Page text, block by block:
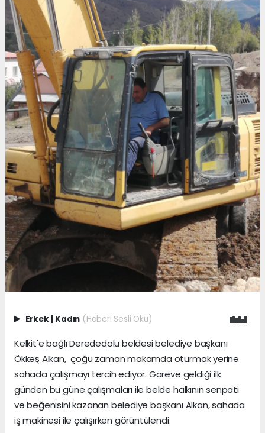
Erkek | Kadın (Haberi Sesli Oku)
Kelkit'e bağlı Derededolu beldesi belediye başkanı
Ökkeş Alkan, çoğu zaman makamda oturmak yerine
sahada çalışmayı tercih ediyor. Göreve geldiği ilk
günden bu güne çalışmaları ile belde halkının senpati
ve beğenisini kazanan belediye başkanı Alkan, sahada
iş makinesi ile çalışırken görüntülendi.